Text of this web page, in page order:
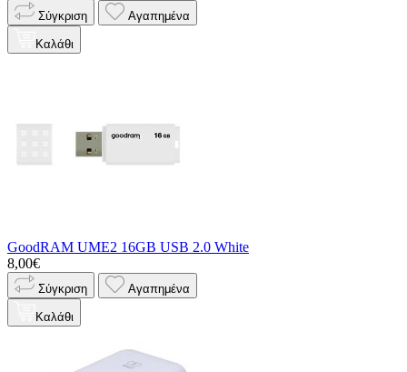
Σύγκριση Αγαπημένα
Καλάθι
GoodRAM UME2 16GB USB 2.0 White
8,00€
Σύγκριση Αγαπημένα
Καλάθι